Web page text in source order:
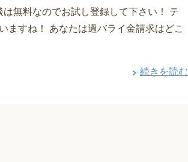
無料なのでお試し登録して下さい！ テ
ますね！ あなたは過バライ金請求はどこ
続きを読む